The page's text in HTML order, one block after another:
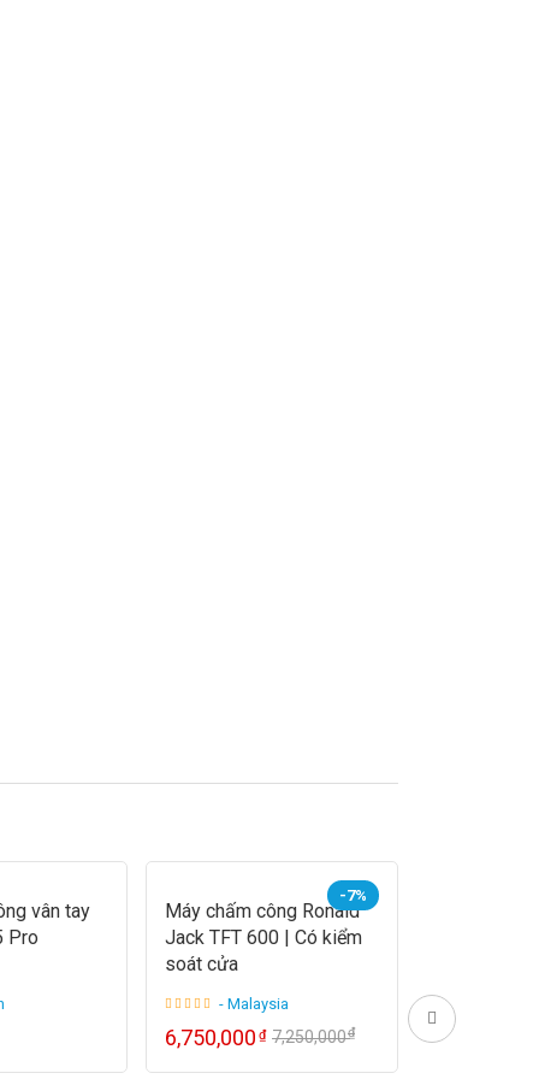
vân tay
Pro
-7%
Máy chấm công Ronald
Jack TFT 600 | Có kiểm
soát cửa
- Malaysia
6,750,000₫ 7,250,000₫ 5,870,000